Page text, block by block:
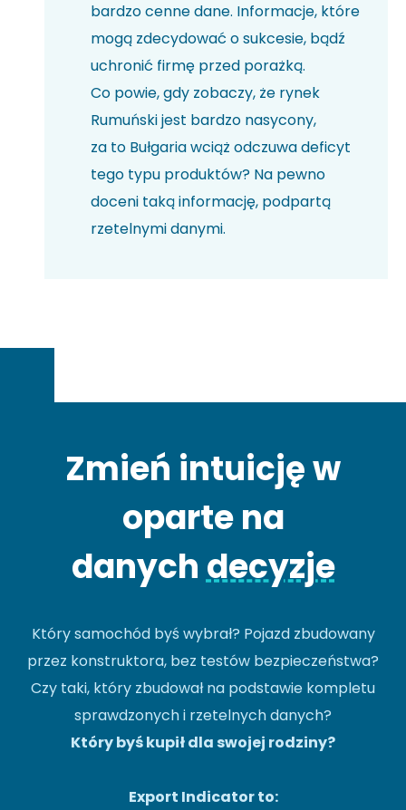
bardzo cenne dane. Informacje, które
mogą zdecydować o sukcesie, bądź
uchronić firmę przed porażką.
Co powie, gdy zobaczy, że rynek
Rumuński jest bardzo nasycony,
za to Bułgaria wciąż odczuwa deficyt
tego typu produktów? Na pewno
doceni taką informację, podpartą
rzetelnymi danymi.
Zmień intuicję w
oparte na
danychdecyzje
Który samochód byś wybrał? Pojazd zbudowany
przez konstruktora, bez testów bezpieczeństwa?
Czy taki, który zbudował na podstawie kompletu
sprawdzonych i rzetelnych danych?
Który byś kupił dla swojej rodziny?
Export Indicator to: